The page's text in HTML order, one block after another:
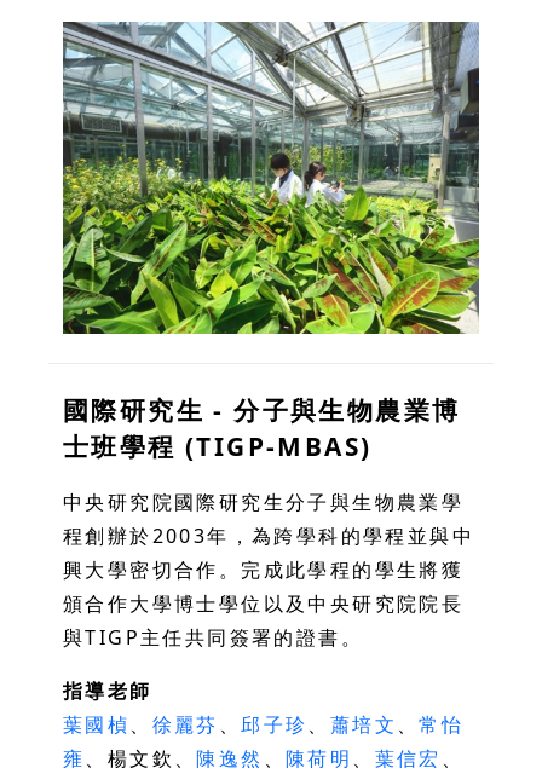
國際研究生 - 分子與生物農業博
士班學程 (TIGP-MBAS)
中央研究院國際研究生分子與生物農業學
程創辦於2003年，為跨學科的學程並與中
興大學密切合作。完成此學程的學生將獲
頒合作大學博士學位以及中央研究院院長
與TIGP主任共同簽署的證書。
指導老師
葉國楨、 徐麗芬 、邱子珍 、 蕭培文 、常怡
雍、楊文欽、陳逸然 、陳荷明 、 葉信宏 、